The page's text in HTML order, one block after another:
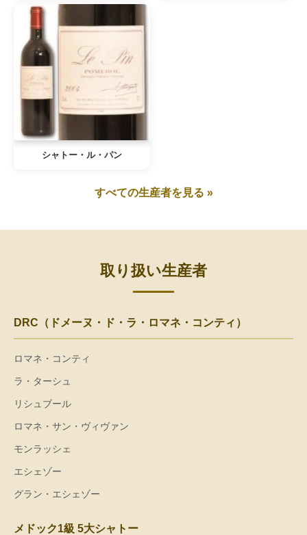
シャトー・ル・パン
すべての生産者を見る »
取り扱い生産者
DRC（ドメーヌ・ド・ラ・ロマネ・コンティ）
ロマネ・コンティ
ラ・ターシュ
リシュブール
ロマネ・サン・ヴィヴァン
モンラッシェ
エシェゾー
グラン・エシェゾー
メドック1級 5大シャトー